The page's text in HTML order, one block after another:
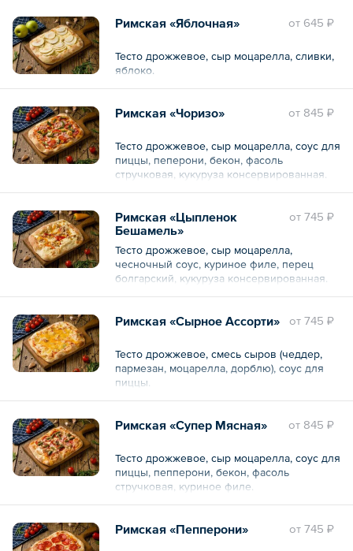
oт 645 ₽
Римская «Яблочная»
Тесто дрожжевое, сыр моцарелла, сливки,
яблоко.
oт 845 ₽
Римская «Чоризо»
Тесто дрожжевое, сыр моцарелла, соус для
пиццы, пеперони, бекон, фасоль
стручковая, кукуруза консервированная.
oт 745 ₽
Римская «Цыпленок
Бешамель»
Тесто дрожжевое, сыр моцарелла,
чесночный соус, куриное филе, перец
болгарский, кукуруза консервированная.
oт 745 ₽
Римская «Сырное Ассорти»
Тесто дрожжевое, смесь сыров (чеддер,
пармезан, моцарелла, дорблю), соус для
пиццы.
oт 845 ₽
Римская «Супер Мясная»
Тесто дрожжевое, сыр моцарелла, соус для
пиццы, пепперони, бекон, фасоль
стручковая, куриное филе.
oт 745 ₽
Римская «Пепперони»